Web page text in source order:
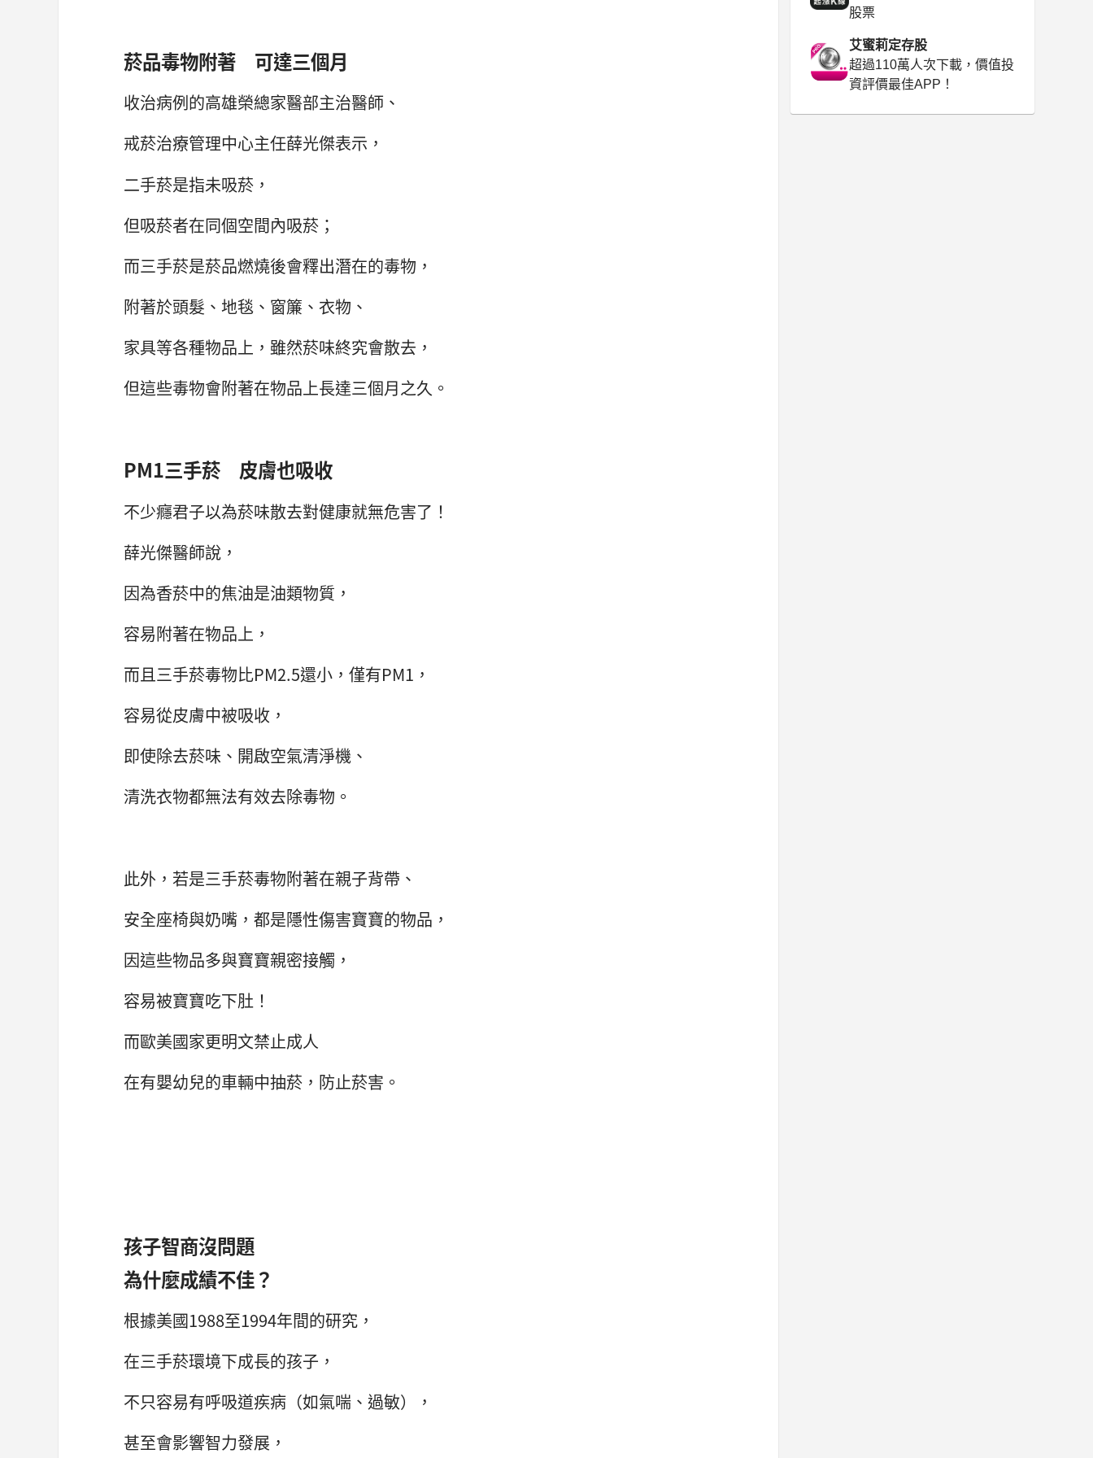
菸品毒物附著 可達三個月
收治病例的高雄榮總家醫部主治醫師、
戒菸治療管理中心主任薛光傑表示，
二手菸是指未吸菸，
但吸菸者在同個空間內吸菸；
而三手菸是菸品燃燒後會釋出潛在的毒物，
附著於頭髮、地毯、窗簾、衣物、
家具等各種物品上，雖然菸味終究會散去，
但這些毒物會附著在物品上長達三個月之久。
PM1三手菸 皮膚也吸收
不少癮君子以為菸味散去對健康就無危害了！
薛光傑醫師說，
因為香菸中的焦油是油類物質，
容易附著在物品上，
而且三手菸毒物比PM2.5還小，僅有PM1，
容易從皮膚中被吸收，
即使除去菸味、開啟空氣清淨機、
清洗衣物都無法有效去除毒物。
此外，若是三手菸毒物附著在親子背帶、
安全座椅與奶嘴，都是隱性傷害寶寶的物品，
因這些物品多與寶寶親密接觸，
容易被寶寶吃下肚！
而歐美國家更明文禁止成人
在有嬰幼兒的車輛中抽菸，防止菸害。
孩子智商沒問題
為什麼成績不佳？
根據美國1988至1994年間的研究，
在三手菸環境下成長的孩子，
不只容易有呼吸道疾病（如氣喘、過敏），
甚至會影響智力發展，
股票
艾蜜莉定存股
超過110萬人次下載，價值投
資評價最佳APP！